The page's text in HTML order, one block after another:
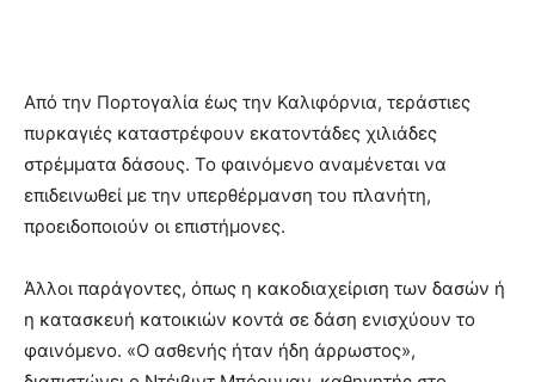
Από την Πορτογαλία έως την Καλιφόρνια, τεράστιες
πυρκαγιές καταστρέφουν εκατοντάδες χιλιάδες
στρέμματα δάσους. Το φαινόμενο αναμένεται να
επιδεινωθεί με την υπερθέρμανση του πλανήτη,
προειδοποιούν οι επιστήμονες.
Άλλοι παράγοντες, όπως η κακοδιαχείριση των δασών ή
η κατασκευή κατοικιών κοντά σε δάση ενισχύουν το
φαινόμενο. «Ο ασθενής ήταν ήδη άρρωστος»,